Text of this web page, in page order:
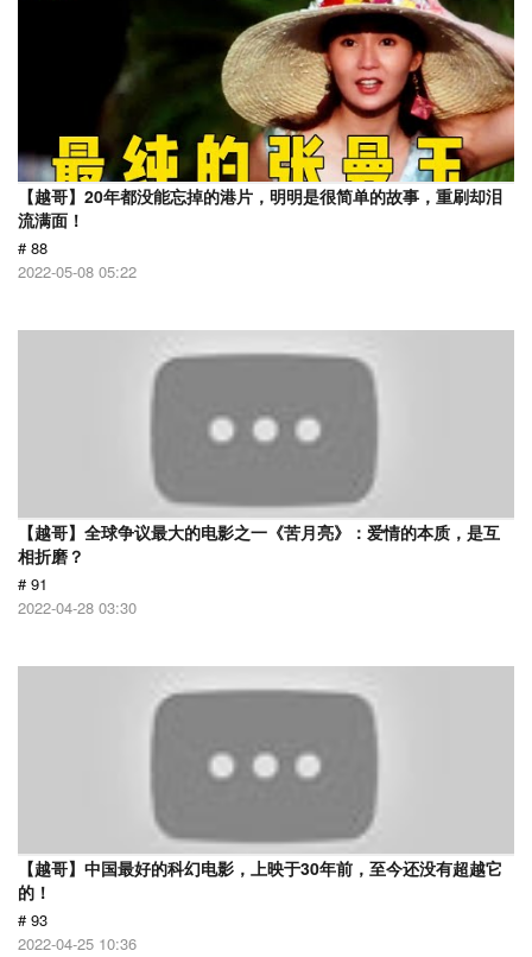
【越哥】20年都没能忘掉的港片，明明是很简单的故事，重刷却泪
流满面！
# 88
2022-05-08 05:22
【越哥】全球争议最大的电影之一《苦月亮》：爱情的本质，是互
相折磨？
# 91
2022-04-28 03:30
【越哥】中国最好的科幻电影，上映于30年前，至今还没有超越它
的！
# 93
2022-04-25 10:36